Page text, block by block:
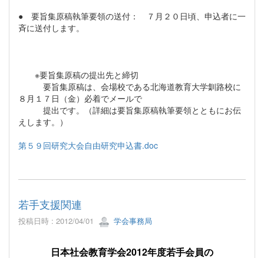
● 要旨集原稿執筆要領の送付： ７月２０日頃、申込者に一
斉に送付します。
※要旨集原稿の提出先と締切
要旨集原稿は、会場校である北海道教育大学釧路校に
８月１７日（金）必着でメールで
提出です。（詳細は要旨集原稿執筆要領とともにお伝
えします。）
第５９回研究大会自由研究申込書.doc
若手支援関連
投稿日時 : 2012/04/01 学会事務局
日本社会教育学会2012年度若手会員の